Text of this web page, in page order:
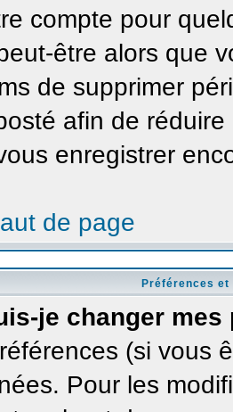
compte pour
être alors que
de supprimer
afin de
enregistrer
de page
Préférences
je changer mes
(si vous
Pour les